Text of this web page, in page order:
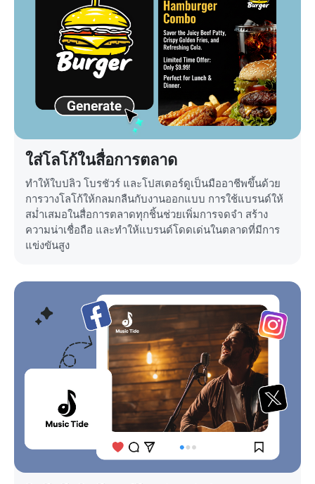
ใส่โลโก้ในสื่อการตลาด
ทำให้ใบปลิว โบรชัวร์ และโปสเตอร์ดูเป็นมืออาชีพขึ้นด้วย
การวางโลโก้ให้กลมกลืนกับงานออกแบบ การใช้แบรนด์ให้
สม่ำเสมอในสื่อการตลาดทุกชิ้นช่วยเพิ่มการจดจำ สร้าง
ความน่าเชื่อถือ และทำให้แบรนด์โดดเด่นในตลาดที่มีการ
แข่งขันสูง